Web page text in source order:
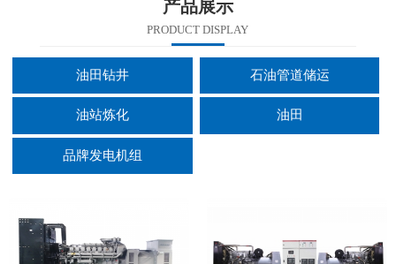
产品展示
PRODUCT DISPLAY
油田钻井 石油管道储运
油站炼化 油田
品牌发电机组